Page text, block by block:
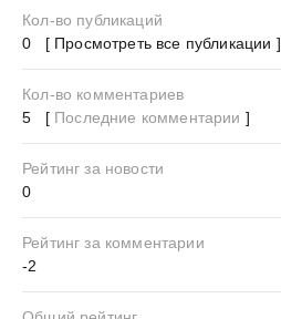
Кол-во публикаций
0 [ Просмотреть все публикации ]
Кол-во комментариев
5 [ Последние комментарии ]
Рейтинг за новости
0
Рейтинг за комментарии
-2